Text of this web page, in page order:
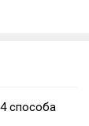
способа